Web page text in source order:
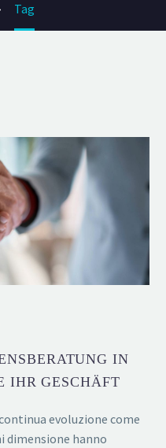
Tag
IN
IHR GESCHÄFT
evoluzione come
dimensione hanno